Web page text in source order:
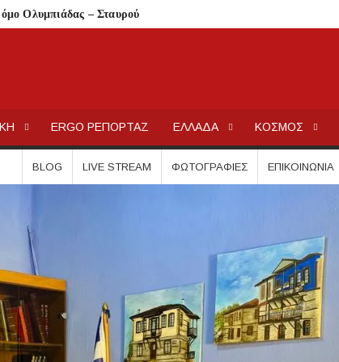
Ολυμπιάδας – Σταυρού
αλλάζει για ιδιοκτήτες και ενοικιαστές
η άδεια θήρας
του LEADER
στην Κασσάνδρα
και πρόστιμα μετά τους ελέγχους
ERGO ΡΕΠΟΡΤΑΖ ΕΛΛΑΔΑ ΚΟΣΜΟΣ
BLOG LIVE STREAM ΦΩΤΟΓΡΑΦΊΕΣ ΕΠΙΚΟΙΝΩΝΊΑ